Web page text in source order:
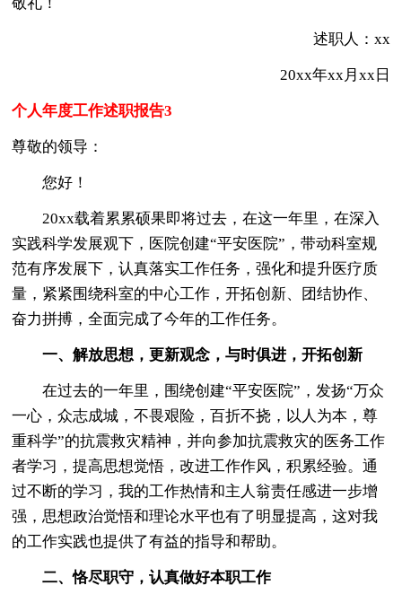
述职人：xx
20xx年xx月xx日
个人年度工作述职报告3
尊敬的领导：
您好！
20xx载着累累硕果即将过去，在这一年里，在深入
实践科学发展观下，医院创建“平安医院”，带动科室规
范有序发展下，认真落实工作任务，强化和提升医疗质
量，紧紧围绕科室的中心工作，开拓创新、团结协作、
奋力拼搏，全面完成了今年的工作任务。
一、解放思想，更新观念，与时俱进，开拓创新
在过去的一年里，围绕创建“平安医院”，发扬“万众
一心，众志成城，不畏艰险，百折不挠，以人为本，尊
重科学”的抗震救灾精神，并向参加抗震救灾的医务工作
者学习，提高思想觉悟，改进工作作风，积累经验。通
过不断的学习，我的工作热情和主人翁责任感进一步增
强，思想政治觉悟和理论水平也有了明显提高，这对我
的工作实践也提供了有益的指导和帮助。
二、恪尽职守，认真做好本职工作